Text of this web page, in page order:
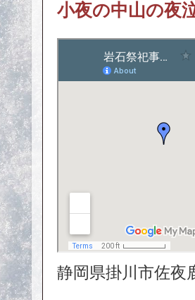
小夜の中山の夜
静岡県掛川市佐夜